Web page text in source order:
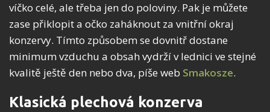
víčko celé, ale třeba jen do poloviny. Pak je můžete
zase přiklopit a očko zaháknout za vnitřní okraj
konzervy. Tímto způsobem se dovnitř dostane
minimum vzduchu a obsah vydrží v lednici ve stejné
kvalitě ještě den nebo dva, píše web Smakosze.
Klasická plechová konzerva